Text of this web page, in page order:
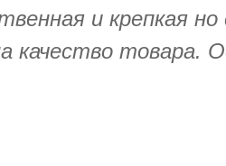
и крепкая
качество товара.